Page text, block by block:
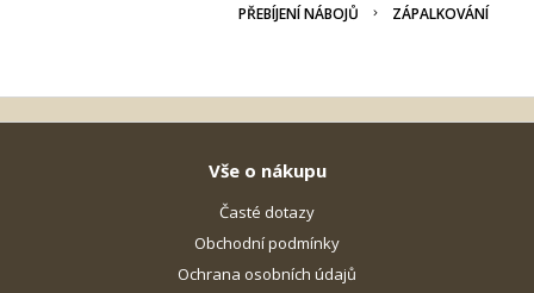
PŘEBÍJENÍ NÁBOJŮ ZÁPALKOVÁNÍ
Vše o nákupu
Časté dotazy
Obchodní podmínky
Ochrana osobních údajů